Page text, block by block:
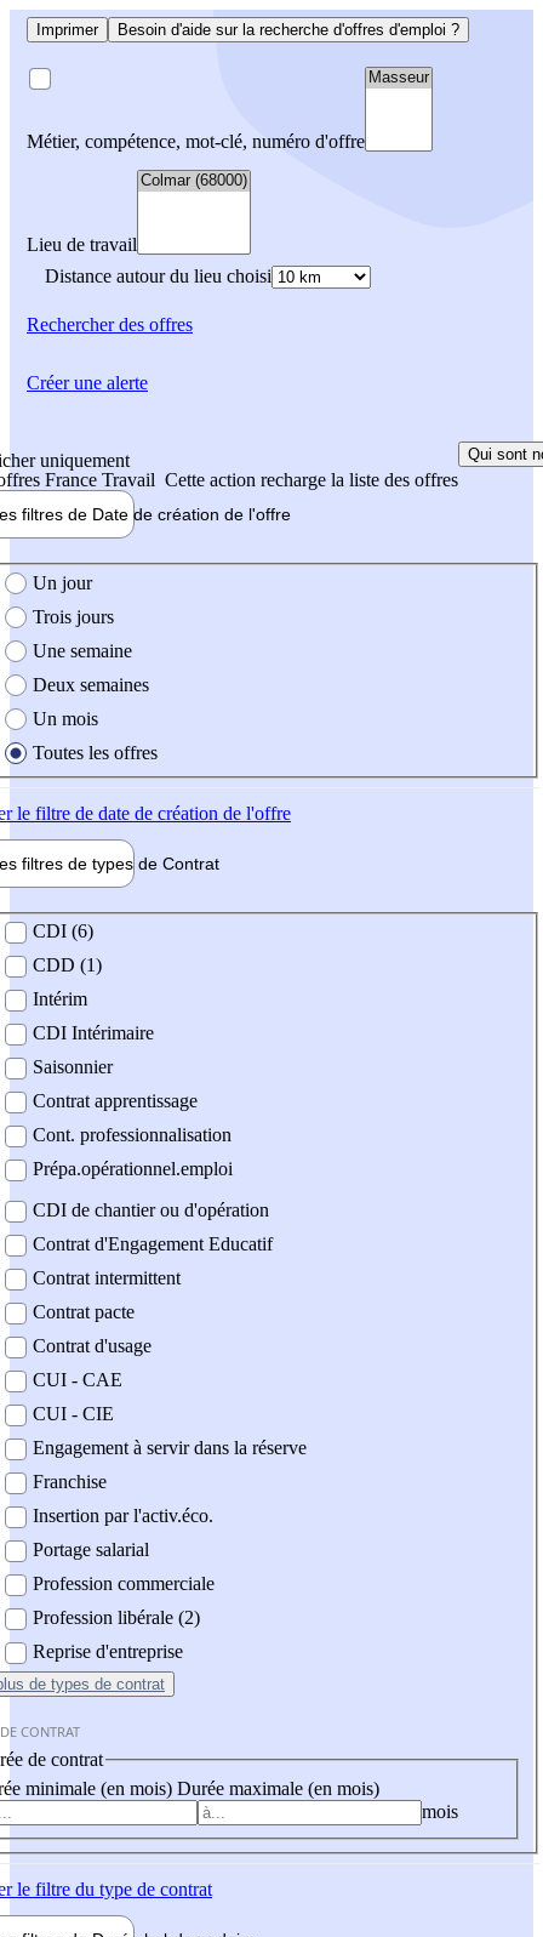
Imprimer Besoin d'aide sur la recherche d'offres d'emploi ?
Métier, compétence, mot-clé, numéro d'offre
Lieu de travail
Distance autour du lieu choisi
Rechercherdes offres
uniquement
France Travail Cette action recharge la liste des offres
Qui sont
filtres de Date de création de l'offre
création de l'offre
Un jour
Trois jours
Une semaine
Deux semaines
Un mois
Toutes les offres
le filtre de date de création de l'offre
filtres de types de Contrat
contrat
CDI (6)
CDD (1)
Intérim
CDI Intérimaire
Saisonnier
Contrat apprentissage
Cont. professionnalisation
Prépa.opérationnel.emploi
CDI de chantier ou d'opération
Contrat d'Engagement Educatif
Contrat intermittent
Contrat pacte
Contrat d'usage
CUI - CAE
CUI - CIE
Engagement à servir dans la réserve
Franchise
Insertion par l'activ.éco.
Portage salarial
Profession commerciale
Profession libérale (2)
Reprise d'entreprise
de types de contrat
CONTRAT
de contrat
minimale (en mois) Durée maximale (en mois)
mois
le filtre du type de contrat
Créer une alerte